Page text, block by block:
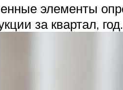
элементы
за квартал,